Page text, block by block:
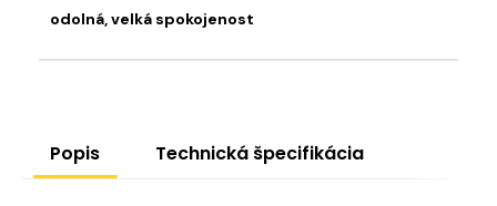
odolná, velká spokojenost
Popis Technická špecifikácia